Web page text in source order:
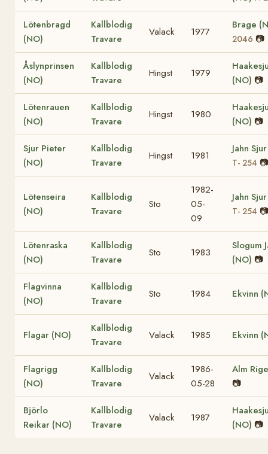
Lötenbragd
(NO)
Kallblodig
Travare
Valack 1977
Brage
2046 📷
Åslynprinsen
(NO)
Kallblodig
Travare
Hingst 1979
(NO) 📷
Lötenrauen
(NO)
Kallblodig
Travare
Hingst 1980
(NO) 📷
Sjur Pieter
(NO)
Kallblodig
Travare
Hingst 1981
Jahn
T- 254 📷
Lötenseira
(NO)
Kallblodig
Travare
Sto
1982-
05-
09
Jahn
T- 254 📷
Lötenraska
(NO)
Kallblodig
Travare
Sto 1983
Slogum
(NO) 📷
Flagvinna
(NO)
Kallblodig
Travare
Sto 1984 Ekvinn
Flagar (NO)
Kallblodig
Travare
Valack 1985 Ekvinn
Flagrigg
(NO)
Kallblodig
Travare
Valack
1986-
05-28
Alm
📷
Björlo
Reikar (NO)
Kallblodig
Travare
Valack 1987
(NO) 📷